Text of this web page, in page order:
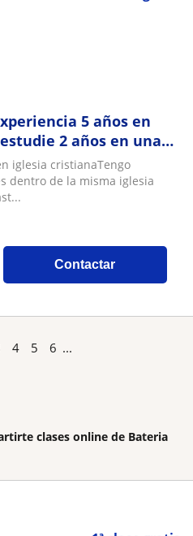
5 años en
2 años en una
la misma
iglesia cristianaTengo
dentro de la misma iglesia
Contactar
4 5 6 ...
clases online de Bateria